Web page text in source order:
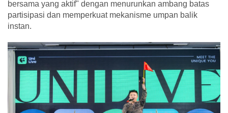
bersama yang aktif" dengan menurunkan ambang batas
partisipasi dan memperkuat mekanisme umpan balik
instan.